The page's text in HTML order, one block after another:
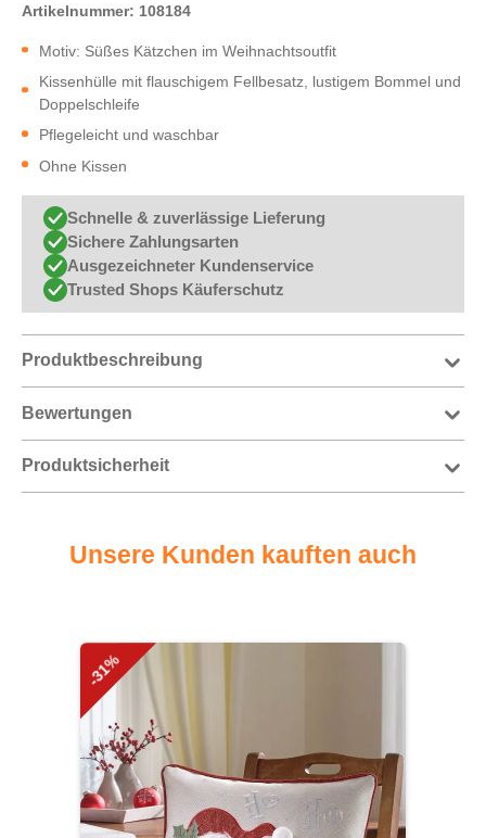
Artikelnummer: 108184
Motiv: Süßes Kätzchen im Weihnachtsoutfit
Kissenhülle mit flauschigem Fellbesatz, lustigem Bommel und
Doppelschleife
Pflegeleicht und waschbar
Ohne Kissen
Schnelle & zuverlässige Lieferung
Sichere Zahlungsarten
Ausgezeichneter Kundenservice
Trusted Shops Käuferschutz
Produktbeschreibung
Bewertungen
Produktsicherheit
Unsere Kunden kauften auch
Produktgalerie überspringen
-31%